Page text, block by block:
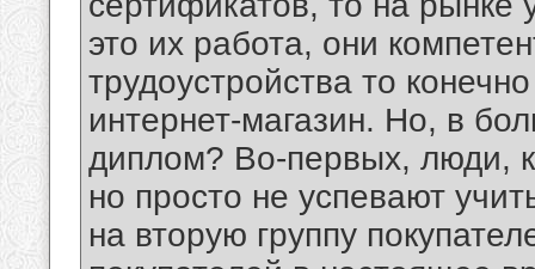
это их работа, они
трудоустройства то
интернет-магазин. Но, в
диплом? Во-первых, люди,
но просто не успевают
на вторую группу